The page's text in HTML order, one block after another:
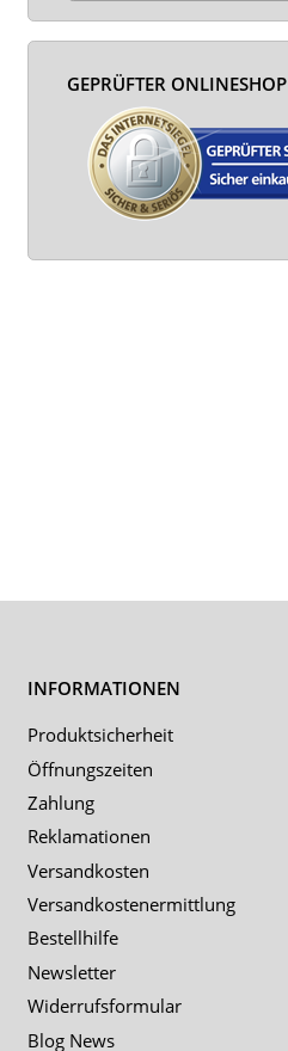
GEPRÜFTER ONLINESHOP
INFORMATIONEN
Produktsicherheit
Öffnungszeiten
Zahlung
Reklamationen
Versandkosten
Versandkostenermittlung
Bestellhilfe
Newsletter
Widerrufsformular
Blog News